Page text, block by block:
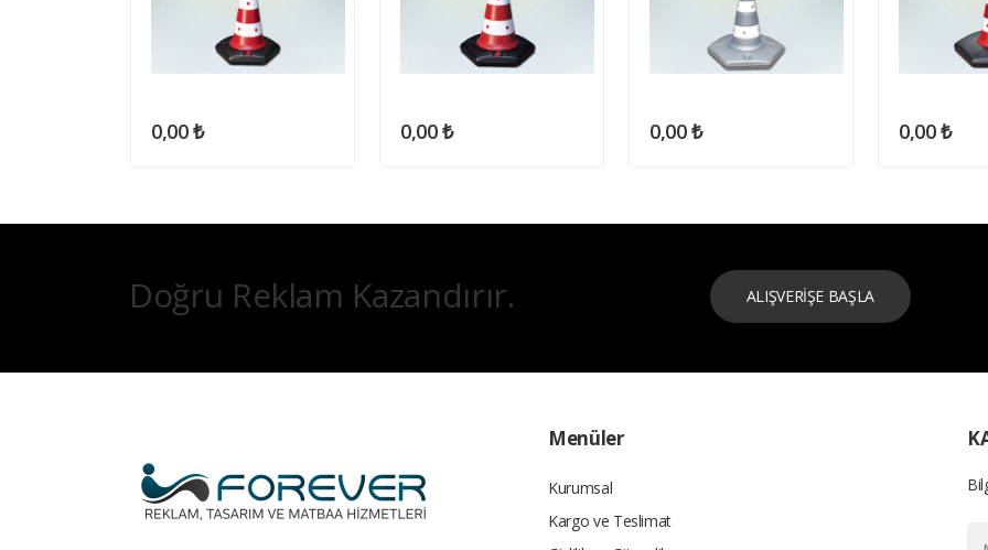
0,00 ₺ 0,00 ₺ 0,00 ₺ 0,00 ₺
Doğru Reklam Kazandırır. ALIŞVERİŞE BAŞLA
Menüler
Kurumsal
Kargo ve Teslimat